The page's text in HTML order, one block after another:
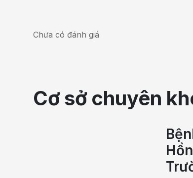
Chưa có đánh giá
Cơ sở chuyên